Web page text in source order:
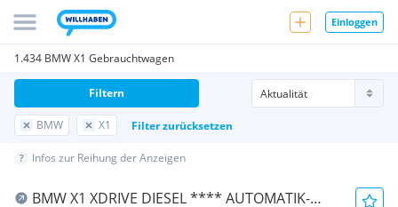
Einloggen
1.434 BMW X1 Gebrauchtwagen
BMW X1 Filter zurücksetzen
Filtern
Infos zur Reihung der Anzeigen
BMW X1 XDRIVE DIESEL **** AUTOMATIK-